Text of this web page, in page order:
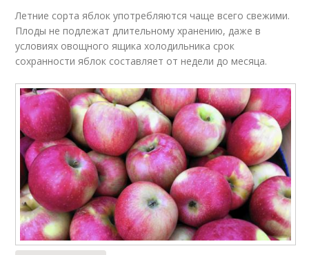
Летние сорта яблок употребляются чаще всего свежими.
Плоды не подлежат длительному хранению, даже в
условиях овощного ящика холодильника срок
сохранности яблок составляет от недели до месяца.